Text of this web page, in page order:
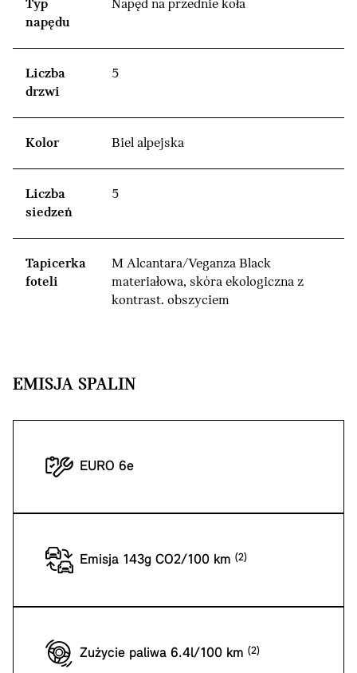
Typ
napędu
Napęd na przednie koła
Liczba
drzwi
5
Kolor Biel alpejska
Liczba
siedzeń
5
Tapicerka
foteli
M Alcantara/Veganza Black
materiałowa, skóra ekologiczna z
kontrast. obszyciem
EMISJA SPALIN
EURO 6e
Emisja 143g CO2/100 km
Zużycie paliwa 6.4l/100 km